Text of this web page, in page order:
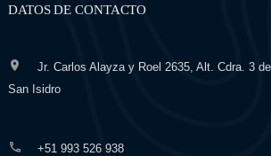
DATOS DE CONTACTO
Jr. Carlos Alayza y Roel 2635, Alt. Cdra. 3
San Isidro
+51 993 526 938